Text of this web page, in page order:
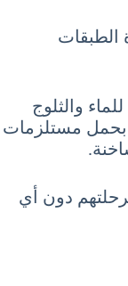
الطبقات
والثلوج
بحمل مستلزمات
دون أي